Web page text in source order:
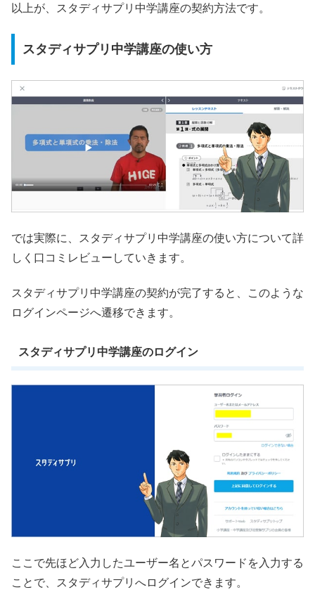
以上が、スタディサプリ中学講座の契約方法です。
スタディサプリ中学講座の使い方
では実際に、スタディサプリ中学講座の使い方について詳
しく口コミレビューしていきます。
スタディサプリ中学講座の契約が完了すると、このような
ログインページへ遷移できます。
スタディサプリ中学講座のログイン
ここで先ほど入力したユーザー名とパスワードを入力する
ことで、スタディサプリへログインできます。